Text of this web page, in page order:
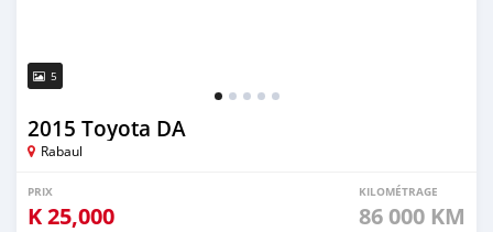
5
2015 Toyota DA
Rabaul
PRIX
K25,000
KILOMÉTRAGE
86 000 KM